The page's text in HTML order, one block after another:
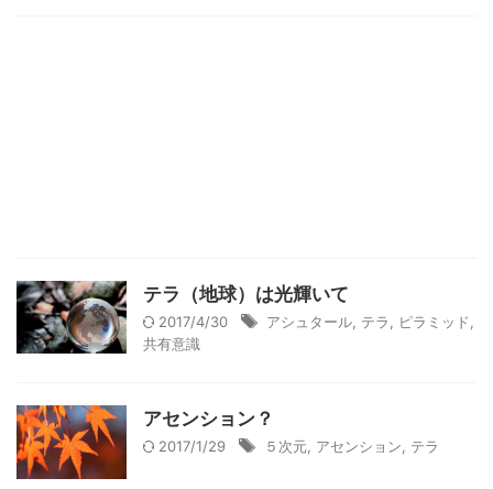
テラ（地球）は光輝いて
2017/4/30 アシュタール テラ ピラミッド
共有意識
アセンション？
2017/1/29 ５次元 アセンション テラ